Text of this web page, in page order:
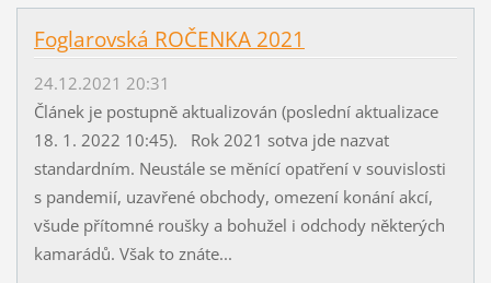
Foglarovská ROČENKA 2021
24.12.2021 20:31
Článek je postupně aktualizován (poslední aktualizace
18. 1. 2022 10:45). Rok 2021 sotva jde nazvat
standardním. Neustále se měnící opatření v souvislosti
s pandemií, uzavřené obchody, omezení konání akcí,
všude přítomné roušky a bohužel i odchody některých
kamarádů. Však to znáte...